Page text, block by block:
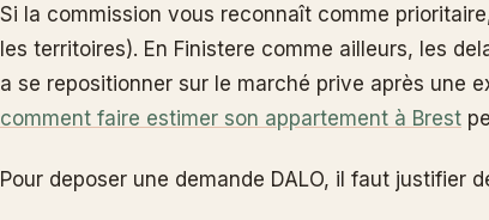
Si la commission vous reconnaît comme
les territoires). En Finistere comme ailleurs, les
a se repositionner sur le marché prive après une
comment faire estimer son appartement à Brest
Pour deposer une demande DALO, il faut justifier